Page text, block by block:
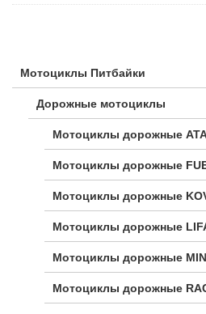
Мотоциклы Питбайки
Дорожные мотоциклы
Мотоциклы дорожные
Мотоциклы дорожные
Мотоциклы дорожные
Мотоциклы дорожные
Мотоциклы дорожные
Мотоциклы дорожные